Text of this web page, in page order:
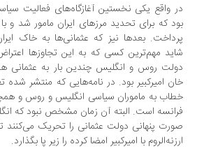
واقع یکی نخستین آغازگاه‌های فعالیت سیاسی
که برای تحدید مرزهای ایران مامور شد و با
بعدها نیز که عثمانی‌ها به خاک ایران
مهم‌ترین کسی که به این تجاوزها اعتراض کرد
روس و انگلیس چندین بار به عثمانی هشدار
امیرکبیر بود. در نامه‌هایی که منتشر شده تعداد
به ماموران سیاسی انگلیس و روس و همچنین
است. البته آن زمان مشخص نبود که
پنهانی دولت عثمانی را تحریک می‌کنند تا
با امیرکبیر امضا کرده را زیر پا بگذارد.